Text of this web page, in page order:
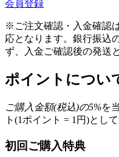
会員登録
※ご注文確認・入金確認
応となります。銀行振込
ず、入金ご確認後の発送
ポイントについ
ご購入金額(税込)の5%を
ト(1ポイント = 1円)とし
初回ご購入特典